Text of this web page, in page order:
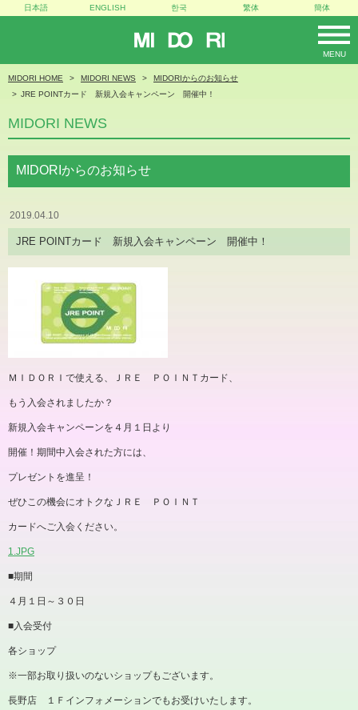
MIDORI MENU
日本語 ENGLISH 한국 繁体 簡体
MIDORI HOME MIDORI NEWS
MIDORIからのお知らせ
JRE POINTカード 新規入会キャンペーン 開催中！
MIDORI NEWS
MIDORIからのお知らせ
2019.04.10
JRE POINTカード 新規入会キャンペーン 開催中！
ＭＩＤＯＲＩで使える、ＪＲＥ ＰＯＩＮＴカード、
もう入会されましたか？
新規入会キャンペーンを４月１日より
開催！期間中入会された方には、
プレゼントを進呈！
ぜひこの機会にオトクなＪＲＥ ＰＯＩＮＴ
カードへご入会ください。
1.JPG
■期間
４月１日～３０日
■入会受付
各ショップ
※一部お取り扱いのないショップもございます。
長野店 １Ｆインフォメーションでもお受けいたします。